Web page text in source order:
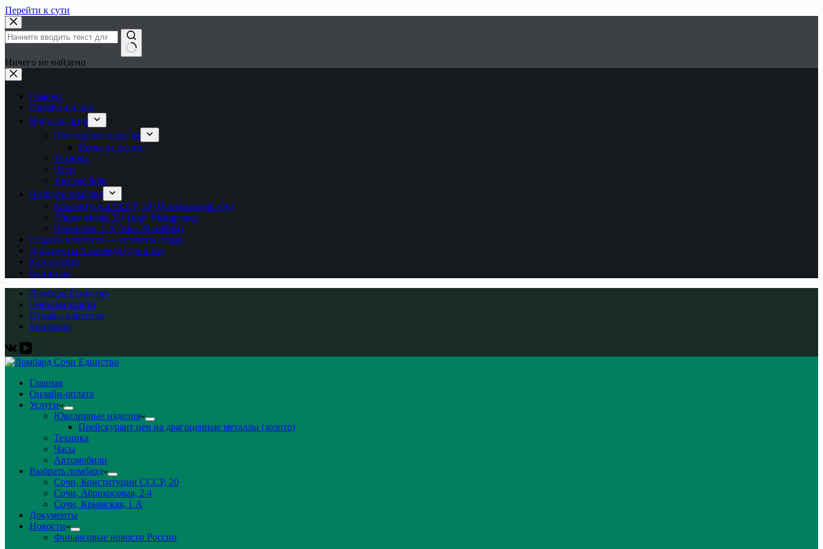
Перейти к сути
Ничего не найдено
Главная
Онлайн-оплата
Виды залогов
Ювелирные изделия
Цены на золото
Техника
Часы
Автомобили
Выбрать ломбард
Конституции СССР, 20 (Центральный р-н)
Абрикосовая, 2/4 (мкр. Макаренко)
Крымская, 1 А (мкр. Мамайка)
Отзывы клиентов — оставить отзыв
Документы Ломбарда Единство
Карта сайта
Контакты
Ломбард Единство
Цены на золото
Отзывы клиентов
Контакты
Главная
Онлайн-оплата
Услуги
Ювелирные изделия
Прейскурант цен на драгоценные металлы (золото)
Техника
Часы
Автомобили
Выбрать ломбард
Сочи, Конституции СССР, 20
Сочи, Абрикосовая, 2/4
Сочи, Крымская, 1 А
Документы
Новости
Финансовые новости России